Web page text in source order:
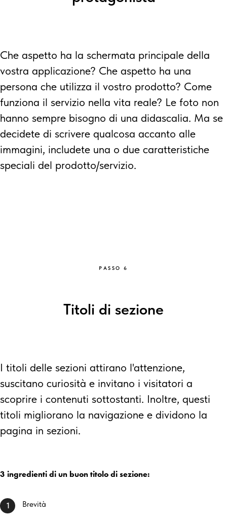
Che aspetto ha la schermata principale della
vostra applicazione? Che aspetto ha una
persona che utilizza il vostro prodotto? Come
funziona il servizio nella vita reale? Le foto non
hanno sempre bisogno di una didascalia. Ma se
decidete di scrivere qualcosa accanto alle
immagini, includete una o due caratteristiche
speciali del prodotto/servizio.
PASSO 6
Titoli di sezione
I titoli delle sezioni attirano l'attenzione,
suscitano curiosità e invitano i visitatori a
scoprire i contenuti sottostanti. Inoltre, questi
titoli migliorano la navigazione e dividono la
pagina in sezioni.
3 ingredienti di un buon titolo di sezione:
1 Brevità